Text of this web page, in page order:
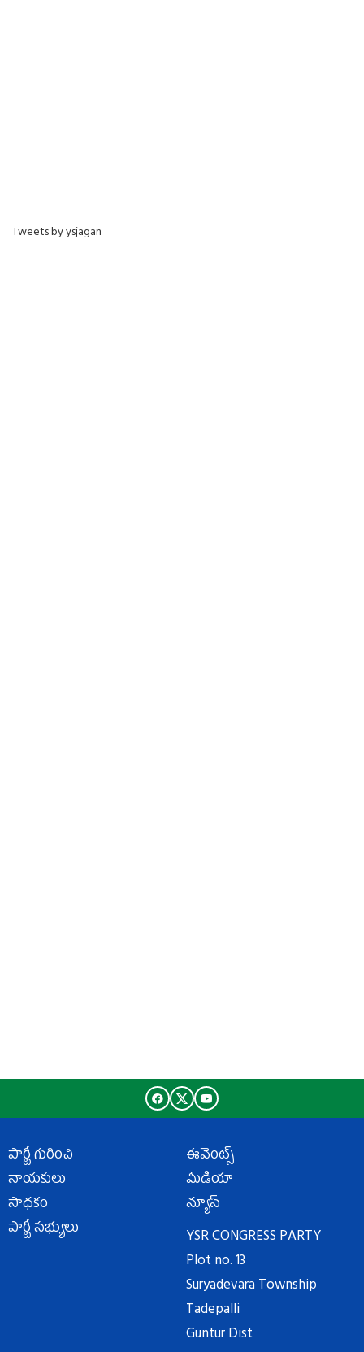
Tweets by ysjagan
పార్టీ గురించి
నాయకులు
సాధకం
పార్టీ సభ్యులు
ఈవెంట్స్
మీడియా
న్యూస్
YSR CONGRESS PARTY
Plot no. 13
Suryadevara Township
Tadepalli
Guntur Dist